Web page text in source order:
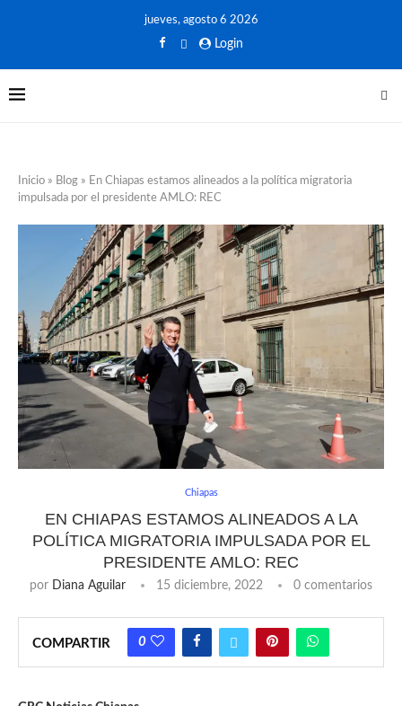
jueves, agosto 6 2026
Login
Inicio » Blog » En Chiapas estamos alineados a la política migratoria
impulsada por el presidente AMLO: REC
Chiapas
EN CHIAPAS ESTAMOS ALINEADOS A LA
POLÍTICA MIGRATORIA IMPULSADA POR EL
PRESIDENTE AMLO: REC
por Diana Aguilar 15 diciembre, 2022 0 comentarios
COMPARTIR 0